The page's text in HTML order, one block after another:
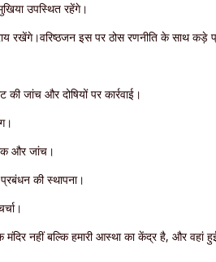
उपस्थित रहेंगे।
रखेंगे।वरिष्ठजन इस पर ठोस रणनीति के साथ कड़े
की जांच और दोषियों पर कार्रवाई।
और जांच।
की स्थापना।
नहीं बल्कि हमारी आस्था का केंद्र है, और वहां